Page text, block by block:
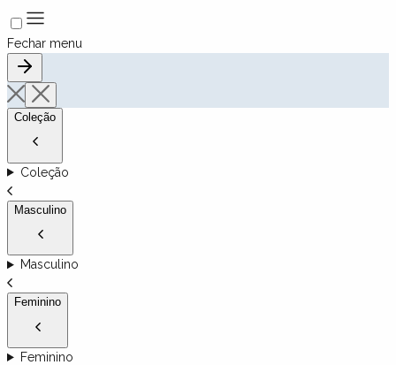
Fechar menu
Coleção
Coleção
Masculino
Masculino
Feminino
Feminino